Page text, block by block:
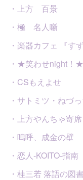
・上方 百景
・極 名人噺
・楽器カフェ 『す
・★笑わせnight！★
・CSもえよせ
・サトミツ・ねづ
・上方やんちゃ寄席
・嗚呼、成金の壁
・恋人-KOITO-指南
・桂三若 落語の図